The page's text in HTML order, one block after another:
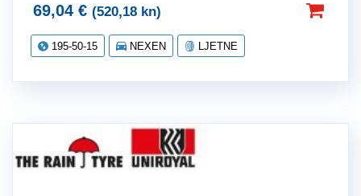
69,04 € (520,18 kn)
195-50-15 NEXEN LJETNE